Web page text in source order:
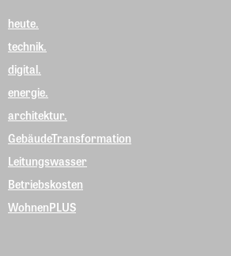
heute.
technik.
digital.
energie.
architektur.
GebäudeTransformation
Leitungswasser
Betriebskosten
WohnenPLUS